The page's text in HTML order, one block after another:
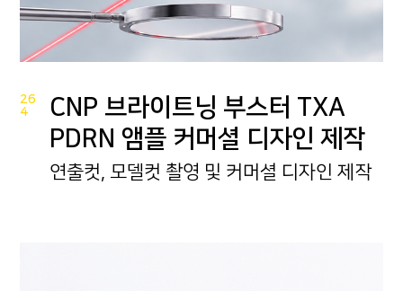
26
4
CNP 브라이트닝 부스터 TXA
PDRN 앰플 커머셜 디자인 제작
연출컷, 모델컷 촬영 및 커머셜 디자인 제작